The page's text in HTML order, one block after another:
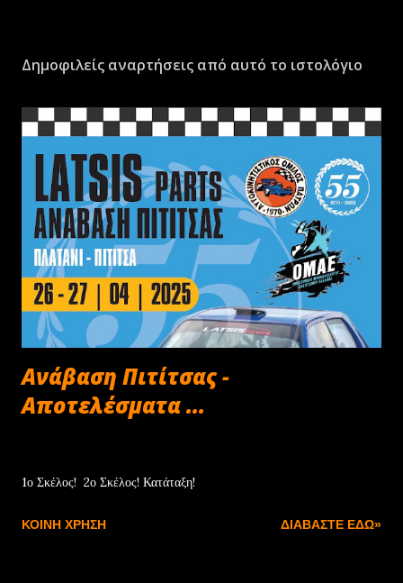
Δημοφιλείς αναρτήσεις από αυτό το ιστολόγιο
Ανάβαση Πιτίτσας -
Αποτελέσματα ...
1ο Σκέλος! 2ο Σκέλος! Κατάταξη!
ΚΟΙΝΉ ΧΡΉΣΗ ΔΙΑΒΆΣΤΕ ΕΔΏ»